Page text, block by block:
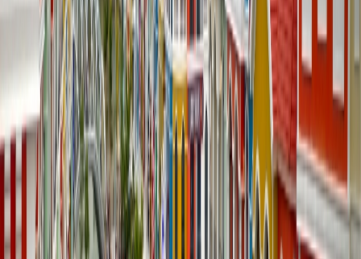
Los lugares de set-jetting:Chief Joseph Ranch, el Parque
Nacional de Yellowstone y más
Las películas o series:Yellowstone, El río de la
vida, Supervolcano, Meet the Deedles, Old Faithful y más
Bangkok
En caso de que hayas visto "Resacón en Las Vegas" o "¿Qué pasó
ayer?", Bangkok es un lugar perfecto para ti, ya que la mayoría de
las escenas de esas películas graciosas se filmaron allí , lo que ha
atraído a muchos viajeros del mundo para vivir las mismas
experiencias. Sin embargo, no es la única película; Bangkok
también es famoso por el rodaje de series populares como The
White Lotus, que muestra escenas de resorts de Bangkok y de
mercados nocturnos o pueblos de Phuket, lo que ha impulsado el
turismo en esos lugares.